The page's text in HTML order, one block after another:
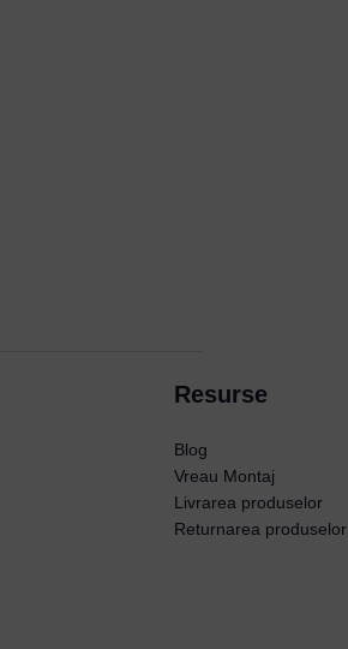
Resurse
Blog
Vreau Montaj
Livrarea produselor
Returnarea produselor